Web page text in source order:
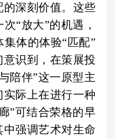
深刻价值。这些
“放大”的机遇，
体的体验“匹配”
识到，在策展投
陪伴”这一原型主
际上在进行一种
”可结合荣格的早
强调艺术对生命